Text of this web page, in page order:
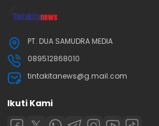
PT. DUA SAMUDRA MEDIA
089512868010
tintakitanews@g.mail.com
Ikuti Kami